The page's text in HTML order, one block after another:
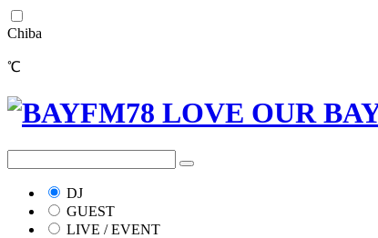
Chiba
℃
DJ
GUEST
LIVE / EVENT